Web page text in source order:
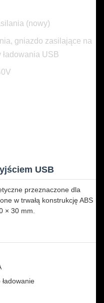
(nowy)
gniazdo zasilające na
USB
USB
przeznaczone dla
w trwałą konstrukcję ABS
× 30 mm.